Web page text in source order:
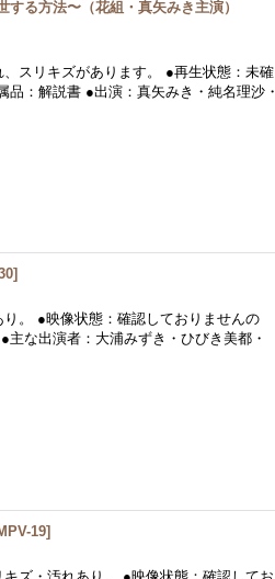
る方法〜（花組・真矢みき主演）
スリキズがあります。 ●再生状態：未確
：解説書 ●出演：真矢みき・純名理沙・
]
。 ●映像状態：確認しておりませんの
な出演者：大浦みずき・ひびき美都・
19]